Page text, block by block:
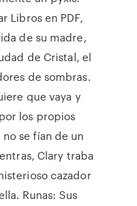
Libros en PDF,
de su madre,
de Cristal, el
de sombras.
que vaya y
los propios
se fían de un
Clary traba
cazador
Runas: Sus